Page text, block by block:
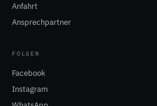
Anfahrt
Ansprechpartner
FOLGEN
Facebook
Instagram